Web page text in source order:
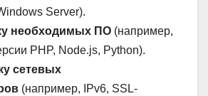
Server).
необходимых ПО (например,
PHP, Node.js, Python).
сетевых
(например, IPv6, SSL-